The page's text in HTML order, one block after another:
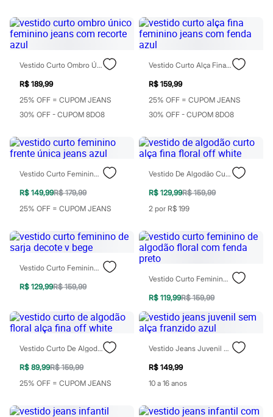
Meias
Pijamas
Moda praia
Personagens
Plus size
Calças
Camisas
Casacos e Jaquetas
Jeans
Shorts e Bermudas
Todos os produtos
Infantil
Em alta
Arrumadinho para os meninos
Romântico para as meninas
Inverno
Roupas menina
0 a 24 meses
1 a 5 anos
10 a 16 anos
Roupas menino
0 a 24 meses
4 a 12 anos
10 a 16 anos
Acessórios
Recém-nascido
Chapéus
Calçados
Chinelos
Pantufas
Vestido Curto Ombro Único Feminino Jeans Com Recorte Azul
R$ 189,99
25% OFF = CUPOM JEANS
30% OFF - CUPOM 8DO8
Vestido Curto Alça Fina Feminino Jeans Com Fenda Azul
R$ 159,99
25% OFF = CUPOM JEANS
30% OFF - CUPOM 8DO8
Vestido Curto Feminino Frente Única Jeans Azul
R$ 149,99R$ 179,99
25% OFF = CUPOM JEANS
Vestido De Algodão Curto Alça Fina Floral Off White
R$ 129,99R$ 159,99
2 por R$ 199
Vestido Curto Feminino De Sarja Decote V Bege
R$ 129,99R$ 159,99
Vestido Curto Feminino De Algodão Floral Com Fenda Preto
R$ 119,99R$ 159,99
Vestido Curto De Algodão Floral Alça Fina Off White
R$ 89,99R$ 159,99
25% OFF = CUPOM JEANS
Vestido Jeans Juvenil Sem Alça Franzido Azul
R$ 149,99
10 a 16 anos